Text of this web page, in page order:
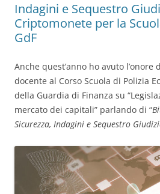
Indagini e Sequestro
Criptomonete per la
GdF
Anche quest’anno ho avuto l’onore
docente al Corso Scuola di Polizia
della Guardia di Finanza su
mercato dei capitali” parlando di “
Sicurezza, Indagini e Sequestro